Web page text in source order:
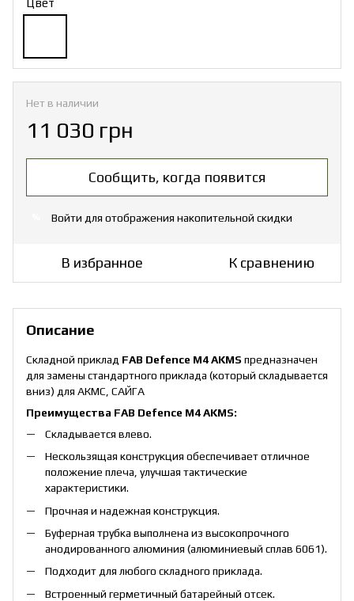
Нет в наличии
11 030 грн
Сообщить, когда появится
Войти для отображения накопительной скидки
В избранное К сравнению
Описание
Складной приклад FAB Defence M4 AKMS предназначен
для замены стандартного приклада (который складывается
вниз) для АКМС, САЙГА
Преимущества FAB Defence M4 AKMS:
Складывается влево.
Нескользящая конструкция обеспечивает отличное
положение плеча, улучшая тактические
характеристики.
Прочная и надежная конструкция.
Буферная трубка выполнена из высокопрочного
анодированного алюминия (алюминиевый сплав 6061).
Подходит для любого складного приклада.
Встроенный герметичный батарейный отсек.